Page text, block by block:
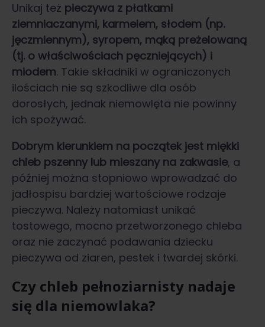
Unikaj też pieczywa z płatkami
ziemniaczanymi, karmelem, słodem (np.
jęczmiennym), syropem, mąką preżelowaną
(tj. o właściwościach pęczniejących) i
miodem. Takie składniki w ograniczonych
ilościach nie są szkodliwe dla osób
dorosłych, jednak niemowlęta nie powinny
ich spożywać.
Dobrym kierunkiem na początek jest miękki
chleb pszenny lub mieszany na zakwasie, a
później można stopniowo wprowadzać do
jadłospisu bardziej wartościowe rodzaje
pieczywa. Należy natomiast unikać
tostowego, mocno przetworzonego chleba
oraz nie zaczynać podawania dziecku
pieczywa od ziaren, pestek i twardej skórki.
Czy chleb pełnoziarnisty nadaje
się dla niemowlaka?